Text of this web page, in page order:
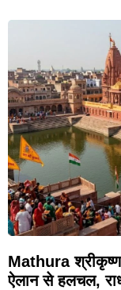
Mathura
ऐलान से हलचल,